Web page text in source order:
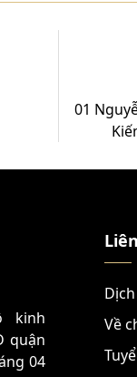
01
kinh
quận
04
Về